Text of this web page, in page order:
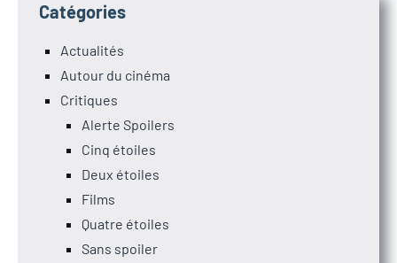
Catégories
Actualités
Autour du cinéma
Critiques
Alerte Spoilers
Cinq étoiles
Deux étoiles
Films
Quatre étoiles
Sans spoiler